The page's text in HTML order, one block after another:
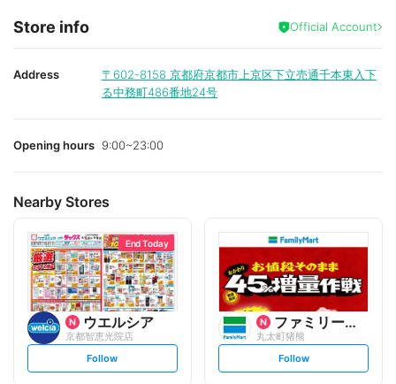
Store info Official Account
Address 〒602-8158 京都府京都市上京区下立売通千本東入下
る中務町486番地24号
Opening hours 9:00~23:00
Nearby Stores
End Today
ウエルシア
京都智恵光院店
s
t
Follow
ファミリーマート
丸太町猪熊
s
t
Follow